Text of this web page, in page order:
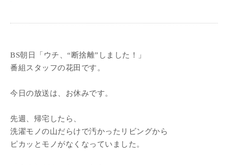
BS朝日「ウチ、“断捨離”しました！」
番組スタッフの花田です。
今日の放送は、お休みです。
先週、帰宅したら、
洗濯モノの山だらけで汚かったリビングから
ピカッとモノがなくなっていました。